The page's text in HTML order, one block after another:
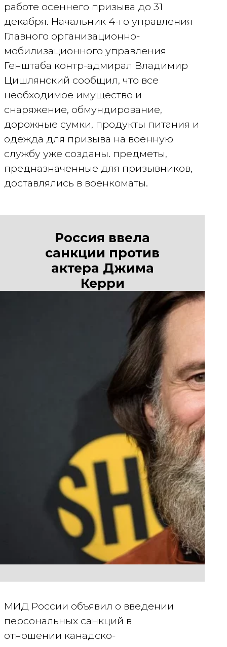
работе осеннего призыва до 31
декабря. Начальник 4-го управления
Главного организационно-
мобилизационного управления
Генштаба контр-адмирал Владимир
Цишлянский сообщил, что все
необходимое имущество и
снаряжение, обмундирование,
дорожные сумки, продукты питания и
одежда для призыва на военную
службу уже созданы. предметы,
предназначенные для призывников,
доставлялись в военкоматы.
Роccия ввела
санкции против
актера Джима
Керри
МИД России объявил о введении
персональных санкций в
отношении канадско-